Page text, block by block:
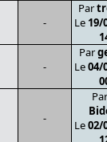
-
Par
Le 19/
-
Par
Le04/
-
Le02/